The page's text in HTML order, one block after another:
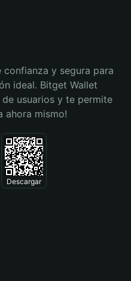
y segura para
ideal. Bitget Wallet
usuarios y te permite
ahora mismo!
Descargar